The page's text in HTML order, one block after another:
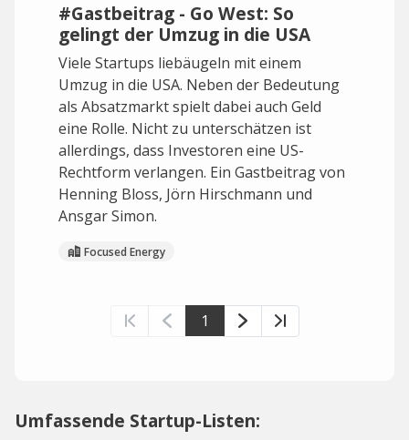
#Gastbeitrag - Go West: So
gelingt der Umzug in die USA
Viele Startups liebäugeln mit einem
Umzug in die USA. Neben der Bedeutung
als Absatzmarkt spielt dabei auch Geld
eine Rolle. Nicht zu unterschätzen ist
allerdings, dass Investoren eine US-
Rechtform verlangen. Ein Gastbeitrag von
Henning Bloss, Jörn Hirschmann und
Ansgar Simon.
Focused Energy
1
Umfassende Startup-Listen: